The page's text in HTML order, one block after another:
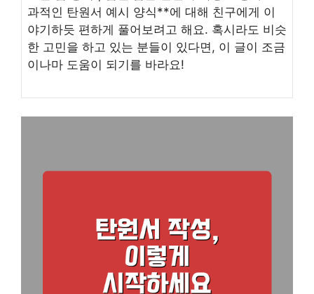
과적인 탄원서 예시 양식**에 대해 친구에게 이
야기하듯 편하게 풀어보려고 해요. 혹시라도 비슷
한 고민을 하고 있는 분들이 있다면, 이 글이 조금
이나마 도움이 되기를 바라요!